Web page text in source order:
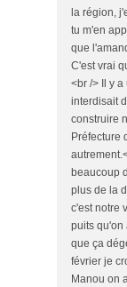
la région,
tu m'en
que
C'est vrai
<br /> Il y
interdisait
construire
Préfecture
beaucoup
plus de la
c'est notre
puits qu'on
que ça
février je
Manou on